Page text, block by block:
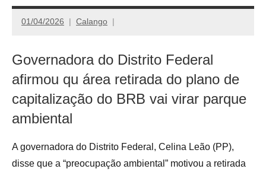
01/04/2026 Calango
Governadora do Distrito Federal
afirmou qu área retirada do plano de
capitalização do BRB vai virar parque
ambiental
A governadora do Distrito Federal, Celina Leão (PP),
disse que a “preocupação ambiental” motivou a retirada